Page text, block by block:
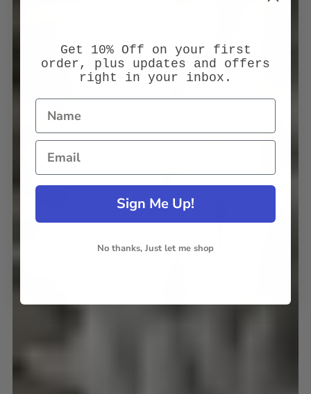
Get 10% Off on your first
order, plus updates and offers
right in your inbox.
Sign Me Up!
No thanks, Just let me shop